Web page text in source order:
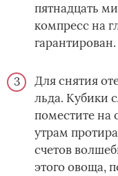
пятнадцать
компресс на
гарантирован.
Для снятия
льда. Кубики
поместите
утрам
счетов
этого овоща,